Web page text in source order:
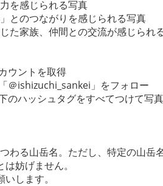
を感じられる写真
とのつながりを感じられる写真
た家族、仲間との交流が感じられ
ウントを取得
ishizuchi_sankei」をフォロー
ハッシュタグをすべてつけて写
わる山岳名。ただし、特定の山岳
妨げません。
します。